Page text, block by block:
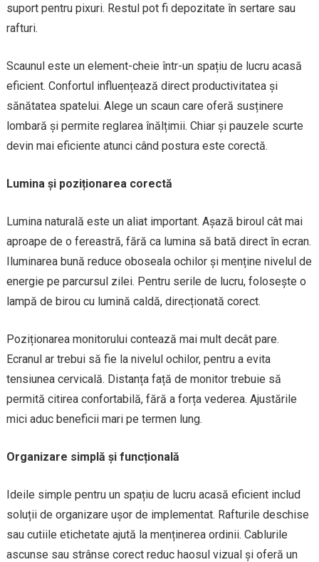
suport pentru pixuri. Restul pot fi depozitate în sertare sau
rafturi.
Scaunul este un element-cheie într-un spațiu de lucru acasă
eficient. Confortul influențează direct productivitatea și
sănătatea spatelui. Alege un scaun care oferă susținere
lombară și permite reglarea înălțimii. Chiar și pauzele scurte
devin mai eficiente atunci când postura este corectă.
Lumina și poziționarea corectă
Lumina naturală este un aliat important. Așază biroul cât mai
aproape de o fereastră, fără ca lumina să bată direct în ecran.
Iluminarea bună reduce oboseala ochilor și menține nivelul de
energie pe parcursul zilei. Pentru serile de lucru, folosește o
lampă de birou cu lumină caldă, direcționată corect.
Poziționarea monitorului contează mai mult decât pare.
Ecranul ar trebui să fie la nivelul ochilor, pentru a evita
tensiunea cervicală. Distanța față de monitor trebuie să
permită citirea confortabilă, fără a forța vederea. Ajustările
mici aduc beneficii mari pe termen lung.
Organizare simplă și funcțională
Ideile simple pentru un spațiu de lucru acasă eficient includ
soluții de organizare ușor de implementat. Rafturile deschise
sau cutiile etichetate ajută la menținerea ordinii. Cablurile
ascunse sau strânse corect reduc haosul vizual și oferă un